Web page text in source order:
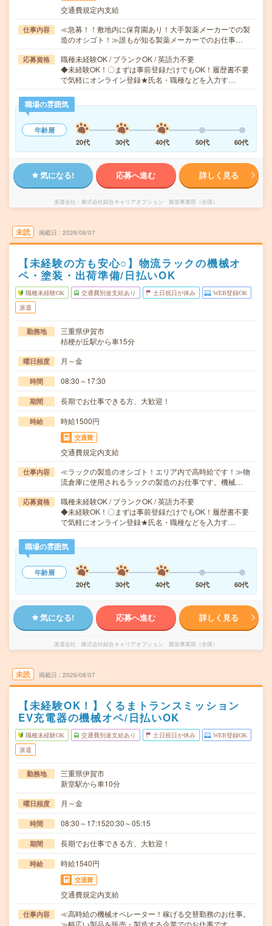
交通費規定内支給
仕事内容
≪急募！！敷地内に保育園あり！大手製薬メーカーでの製
造のオシゴト！≫誰もが知る製薬メーカーでのお仕事…
応募資格
職種未経験OK / ブランクOK / 英語力不要
◆未経験OK！〇まずは事前登録だけでもOK！履歴書不要
で気軽にオンライン登録★氏名・職種などを入力す…
職場の雰囲気
年齢層
20代
30代 40代 50代 60代
気になる! 応募へ進む 詳しく見る
派遣会社 株式会社綜合キャリアオプション 製造事業部（全国）
未読 掲載日 2026/08/07
【未経験の方も安心○】物流ラックの機械オ
ペ・塗装・出荷準備/日払いOK
職種未経験OK 交通費別途支給あり 土日祝日が休み WEB登録OK
派遣
勤務地
三重県伊賀市
桔梗が丘駅から車15分
曜日頻度 月～金
時間 08:30～17:30
期間 長期でお仕事できる方、大歓迎！
時給 時給1500円
交通費
交通費規定内支給
仕事内容
≪ラックの製造のオシゴト！エリア内で高時給です！≫物
流倉庫に使用されるラックの製造のお仕事です。機械…
応募資格
職種未経験OK / ブランクOK / 英語力不要
◆未経験OK！〇まずは事前登録だけでもOK！履歴書不要
で気軽にオンライン登録★氏名・職種などを入力す…
職場の雰囲気
年齢層
20代
30代 40代 50代 60代
気になる! 応募へ進む 詳しく見る
派遣会社 株式会社綜合キャリアオプション 製造事業部（全国）
未読 掲載日 2026/08/07
【未経験OK！】くるまトランスミッション
EV充電器の機械オペ/日払いOK
職種未経験OK 交通費別途支給あり 土日祝日が休み WEB登録OK
派遣
勤務地
三重県伊賀市
新堂駅から車10分
曜日頻度 月～金
時間 08:30～17:1520:30～05:15
期間 長期でお仕事できる方、大歓迎！
時給 時給1540円
交通費
交通費規定内支給
仕事内容
≪高時給の機械オペレーター！稼げる交替勤務のお仕事。
≫幅広い製品を販売・製造する企業でのお仕事です。…